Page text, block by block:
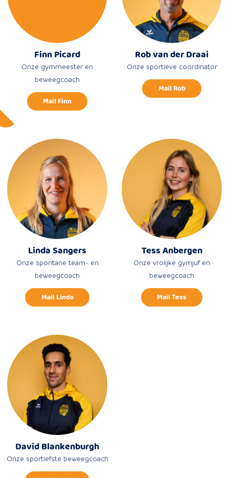
Finn Picard
Onze gymmeester en
beweegcoach
Mail Finn
Rob van der Draai
Onze sportieve coördinator
Mail Rob
Linda Sangers
Onze spontane team- en
beweegcoach
Mail Linda
Tess Anbergen
Onze vrolijke gymjuf en
beweegcoach
Mail Tess
David Blankenburgh
Onze sportiefste beweegcoach